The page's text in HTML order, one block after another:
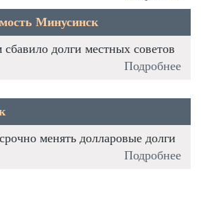
Минусинск
долги местных советов
Подробнее
менять долларовые долги
Подробнее